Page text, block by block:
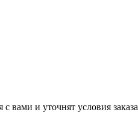
вами и уточнят условия заказа